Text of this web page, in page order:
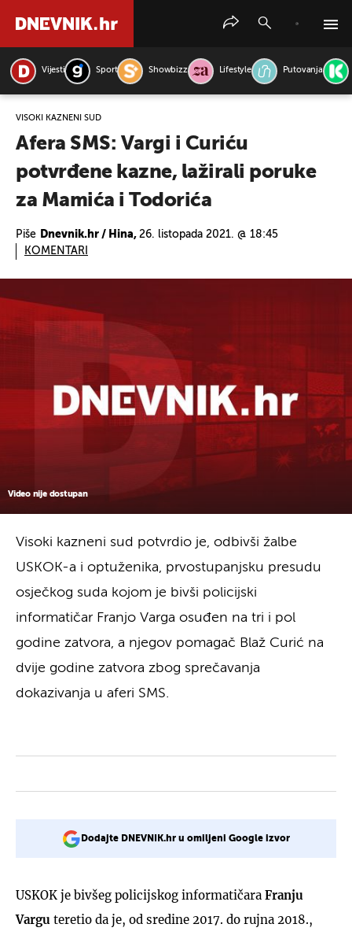
Vijesti Sport Showbizz Lifestyle Putovanja
VISOKI KAZNENI SUD
Afera SMS: Vargi i Curiću
potvrđene kazne, lažirali poruke
za Mamića i Todorića
Piše Dnevnik.hr / Hina, 26. listopada 2021. @ 18:45
KOMENTARI
Video nije dostupan
Visoki kazneni sud potvrdio je, odbivši žalbe
USKOK-a i optuženika, prvostupanjsku presudu
osječkog suda kojom je bivši policijski
informatičar Franjo Varga osuđen na tri i pol
godine zatvora, a njegov pomagač Blaž Curić na
dvije godine zatvora zbog sprečavanja
dokazivanja u aferi SMS.
Dodajte DNEVNIK.hr u omiljeni Google izvor
USKOK je bivšeg policijskog informatičara Franju
Vargu teretio da je, od sredine 2017. do rujna 2018.,
PRETRAŽITE VIJESTI